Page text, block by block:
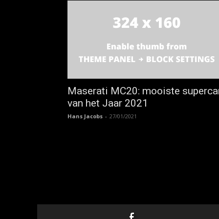
Maserati MC20: mooiste
van het Jaar 2021
Hans Jacobs - 27/01/2021